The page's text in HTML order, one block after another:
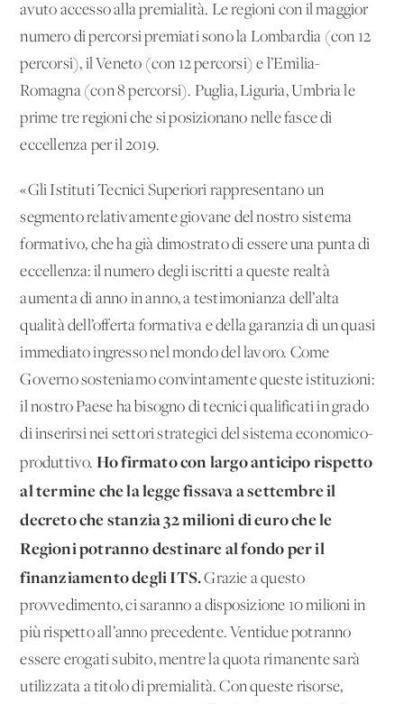
avuto accesso alla premialità. Le regioni con il maggior
numero di percorsi premiati sono la Lombardia (con 12
percorsi), il Veneto (con 12 percorsi) e l’Emilia-
Romagna (con 8 percorsi). Puglia, Liguria, Umbria le
prime tre regioni che si posizionano nelle fasce di
eccellenza per il 2019.
«Gli Istituti Tecnici Superiori rappresentano un
segmento relativamente giovane del nostro sistema
formativo, che ha già dimostrato di essere una punta di
eccellenza: il numero degli iscritti a queste realtà
aumenta di anno in anno, a testimonianza dell’alta
qualità dell’offerta formativa e della garanzia di un quasi
immediato ingresso nel mondo del lavoro. Come
Governo sosteniamo convintamente queste istituzioni:
il nostro Paese ha bisogno di tecnici qualificati in grado
di inserirsi nei settori strategici del sistema economico-
produttivo. Ho firmato con largo anticipo rispetto
al termine che la legge fissava a settembre il
decreto che stanzia 32 milioni di euro che le
Regioni potranno destinare al fondo per il
finanziamento degli ITS.Grazie a questo
provvedimento, ci saranno a disposizione 10 milioni in
più rispetto all’anno precedente. Ventidue potranno
essere erogati subito, mentre la quota rimanente sarà
utilizzata a titolo di premialità. Con queste risorse,